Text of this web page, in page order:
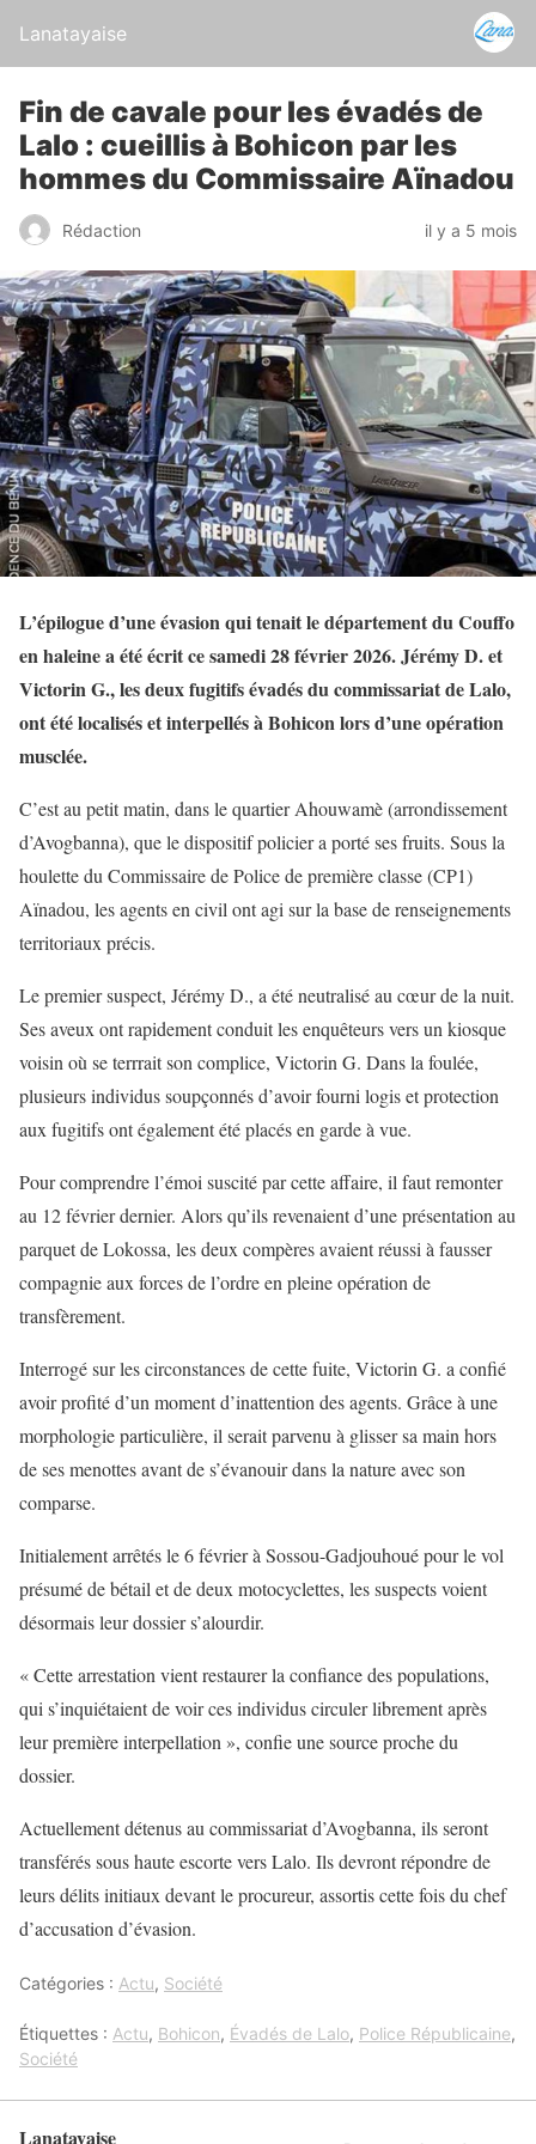
Lanatayaise
Fin de cavale pour les évadés de
Lalo : cueillis à Bohicon par les
hommes du Commissaire Aïnadou
Rédaction il y a 5 mois
L’épilogue d’une évasion qui tenait le département du Couffo
en haleine a été écrit ce samedi 28 février 2026. Jérémy D. et
Victorin G., les deux fugitifs évadés du commissariat de Lalo,
ont été localisés et interpellés à Bohicon lors d’une opération
musclée.
C’est au petit matin, dans le quartier Ahouwamè (arrondissement
d’Avogbanna), que le dispositif policier a porté ses fruits. Sous la
houlette du Commissaire de Police de première classe (CP1)
Aïnadou, les agents en civil ont agi sur la base de renseignements
territoriaux précis.
Le premier suspect, Jérémy D., a été neutralisé au cœur de la nuit.
Ses aveux ont rapidement conduit les enquêteurs vers un kiosque
voisin où se terrrait son complice, Victorin G. Dans la foulée,
plusieurs individus soupçonnés d’avoir fourni logis et protection
aux fugitifs ont également été placés en garde à vue.
Pour comprendre l’émoi suscité par cette affaire, il faut remonter
au 12 février dernier. Alors qu’ils revenaient d’une présentation au
parquet de Lokossa, les deux compères avaient réussi à fausser
compagnie aux forces de l’ordre en pleine opération de
transfèrement.
Interrogé sur les circonstances de cette fuite, Victorin G. a confié
avoir profité d’un moment d’inattention des agents. Grâce à une
morphologie particulière, il serait parvenu à glisser sa main hors
de ses menottes avant de s’évanouir dans la nature avec son
comparse.
Initialement arrêtés le 6 février à Sossou-Gadjouhoué pour le vol
présumé de bétail et de deux motocyclettes, les suspects voient
désormais leur dossier s’alourdir.
« Cette arrestation vient restaurer la confiance des populations,
qui s’inquiétaient de voir ces individus circuler librement après
leur première interpellation », confie une source proche du
dossier.
Actuellement détenus au commissariat d’Avogbanna, ils seront
transférés sous haute escorte vers Lalo. Ils devront répondre de
leurs délits initiaux devant le procureur, assortis cette fois du chef
d’accusation d’évasion.
Catégories : Actu, Société
Étiquettes : Actu, Bohicon, Évadés de Lalo, Police Républicaine,
Société
Lanatayaise